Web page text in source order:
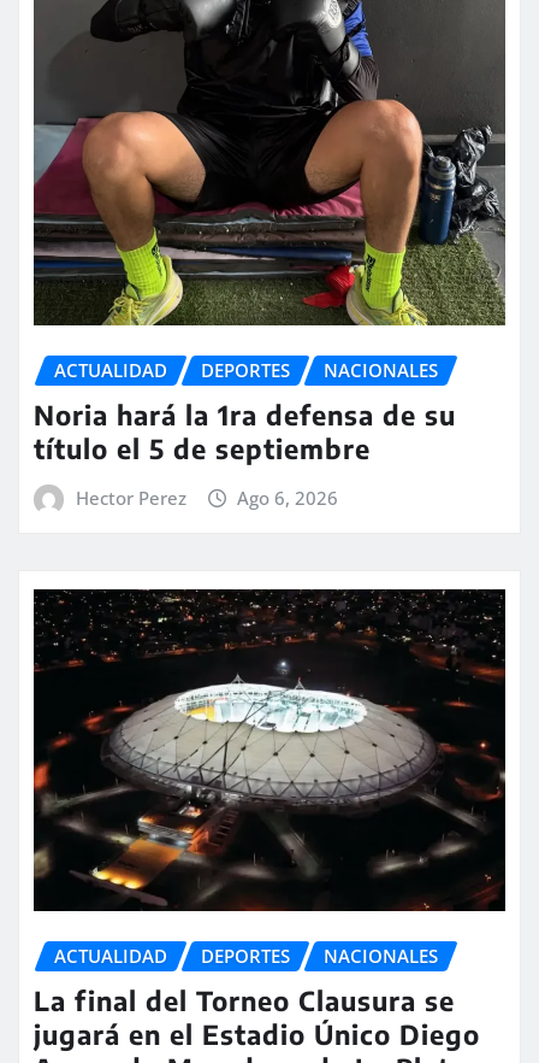
ACTUALIDAD DEPORTES NACIONALES
Noria hará la 1ra defensa de su
título el 5 de septiembre
Hector Perez Ago 6, 2026
ACTUALIDAD DEPORTES NACIONALES
La final del Torneo Clausura se
jugará en el Estadio Único Diego